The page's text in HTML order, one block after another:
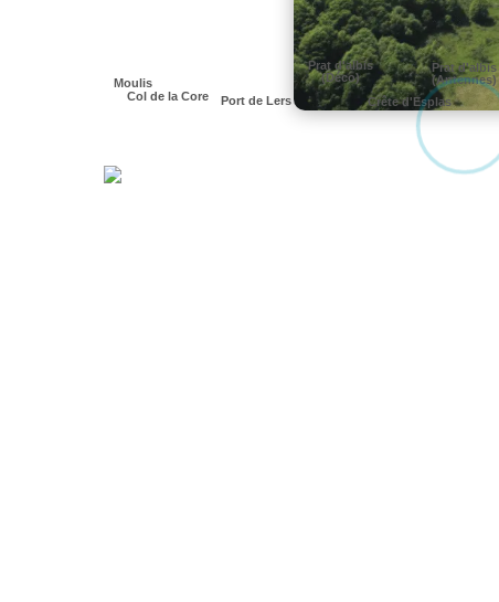
Prat d'albis
(Déco)
Prat d'albis
(Antennes)
Port de Lers
Crête d'Esplas
Moulis
Col de la Core